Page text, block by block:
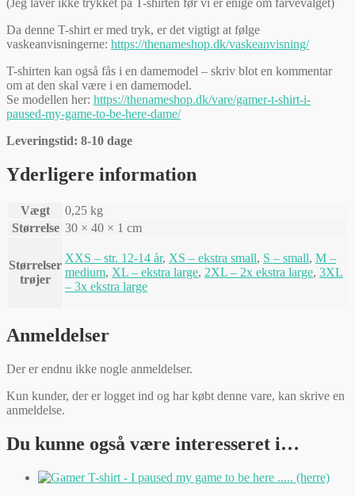
(Jeg laver ikke trykket på T-shirten før vi er enige om farvevalget)
Da denne T-shirt er med tryk, er det vigtigt at følge
vaskeanvisningerne: https://thenameshop.dk/vaskeanvisning/
T-shirten kan også fås i en damemodel – skriv blot en kommentar
om at den skal være i en damemodel.
Se modellen her: https://thenameshop.dk/vare/gamer-t-shirt-i-
paused-my-game-to-be-here-dame/
Leveringstid: 8-10 dage
Yderligere information
Vægt
0,25 kg
Størrelse 30 × 40 × 1 cm
Størrelser
trøjer
XXS – str. 12-14 år, XS – ekstra small, S – small, M –
medium, XL – ekstra large, 2XL – 2x ekstra large, 3XL
– 3x ekstra large
Anmeldelser
Der er endnu ikke nogle anmeldelser.
Kun kunder, der er logget ind og har købt denne vare, kan skrive en
anmeldelse.
Du kunne også være interesseret i…